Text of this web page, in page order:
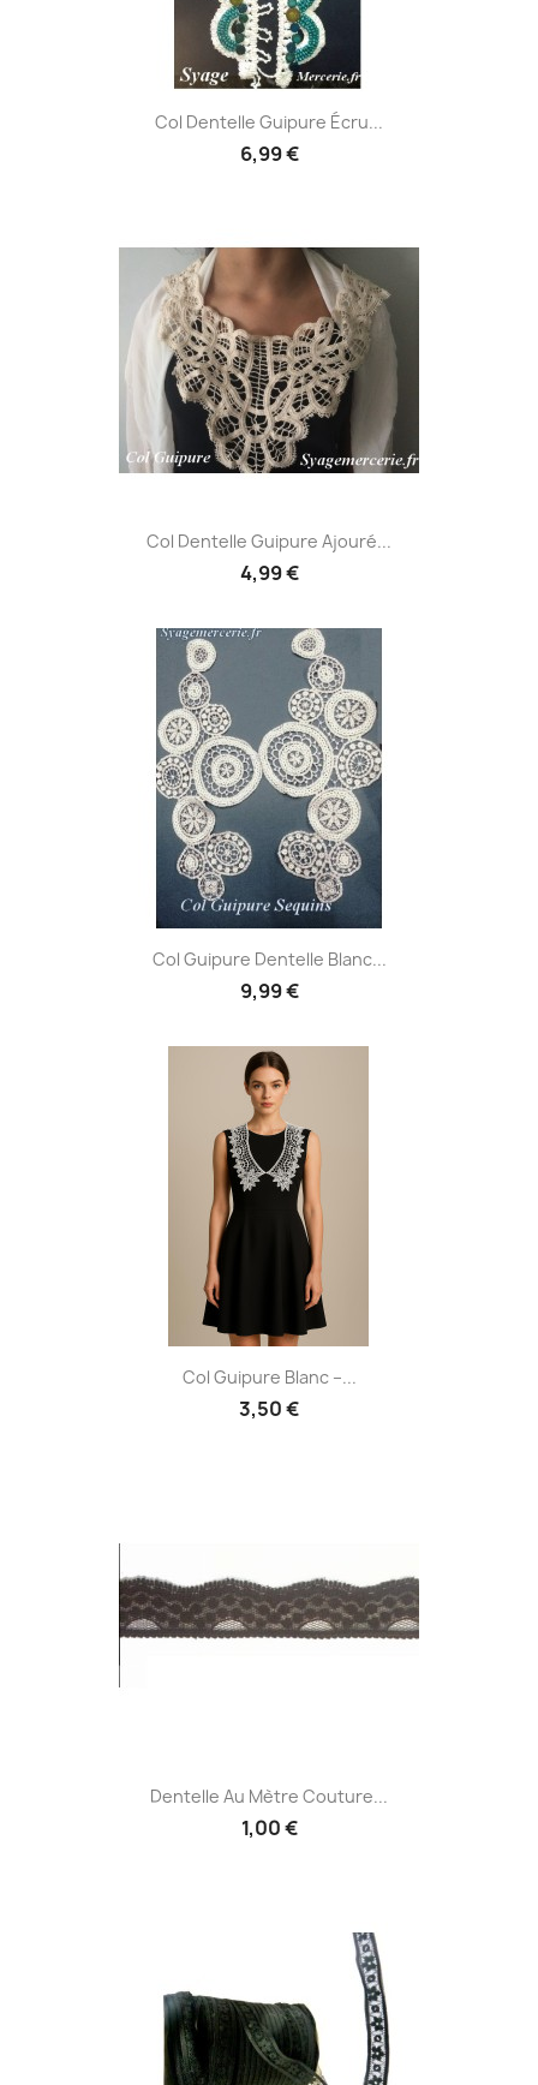
Col Dentelle Guipure Écru...
6,99 €
Col Dentelle Guipure Ajouré...
4,99 €
Col Guipure Dentelle Blanc...
9,99 €
Col Guipure Blanc –...
3,50 €
Dentelle Au Mètre Couture...
1,00 €